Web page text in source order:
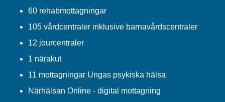
60 rehabmottagningar
105 vårdcentraler inklusive barnavårdscentraler
12 jourcentraler
1 närakut
11 mottagningar Ungas psykiska hälsa
Närhälsan Online - digital mottagning